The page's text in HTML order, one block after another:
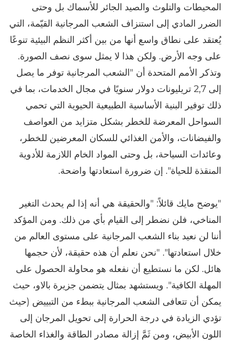
المحيطات والتلوث والصيد الجائر للأسماك بل وحتى
الضرر المادي إلى استنزاف الشعب المرجانية القيّمة، التي
يُعتقد على نطاق واسع أنها من بين أكثر النظم البيئية تنوعًا
على وجه الأرض. ولكن هذا لا يمثل سوى نصف الصورة.
وتذكر الأمم المتحدة أن "الشعب المرجانية توفر ما يصل
إلى 2,7 تريليونات دولار سنويًا في مجال الخدمات، بما في
ذلك توفير البنية الأساسية الطبيعية الحيوية التي تحمي
السواحل المعرضة للخطر بشكل متزايد من العواصف
والفيضانات، والأمن الغذائي للسكان المعرضين للخطر،
وعائدات السياحة، بل وحتى المواد الخام اللازمة للأدوية
المنقذة للحياة". إن ضرورة استعادتها واضحة.
"يوضح مايك قائلاً: "والحقيقة هي أنه إذا لم يحدث التغير
المناخي، فلن نضطر إلى القيام بأي من ذلك. ومن المؤكد
أننا لن نعيد بناء الشعب المرجانية على مستوى العالم من
خلال استعادتها". "نحن نعلم أن هذه حقيقة، لأن حجمها
هائل. لكن ما نستطيع أن نفعله هو محاولة الحصول على
المهلة الكافية". ويستشهد بمثال يتضمن جزيرة بالاو، حيث
يمكن أن تتعافى الشعب المرجانية ببطء من التبييض (حيث
تؤدي الزيادة في درجة الحرارة إلى تحويل المرجان إلى
اللون الأبيض، ومن ثَمَّ إزالة مصادر الطاقة والغذاء الخاصة